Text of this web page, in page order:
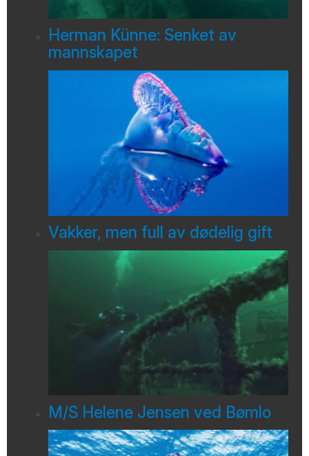
Herman Künne: Senket av
mannskapet
Vakker, men full av dødelig gift
M/S Helene Jensen ved Bømlo